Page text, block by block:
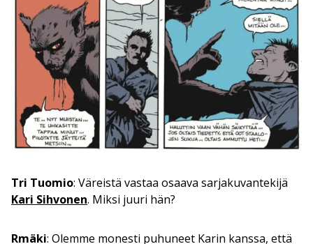
Tri Tuomio: Väreistä vastaa osaava sarjakuvantekijä
Kari Sihvonen. Miksi juuri hän?
Rmäki: Olemme monesti puhuneet Karin kanssa, että